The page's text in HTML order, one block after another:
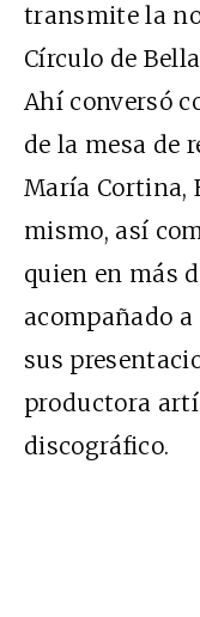
transmite la
Círculo de
Ahí conversó
de la mesa de
María Cortina,
mismo, así
quien en más
acompañado
sus
productora
discográfico.